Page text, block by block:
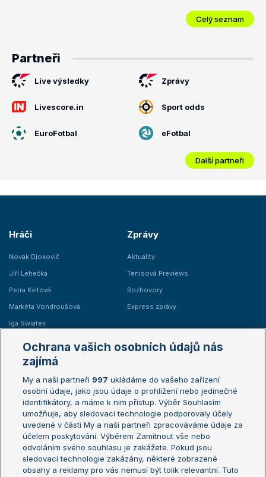
Celý seznam
Partneři
Live výsledky Zprávy
Livescore.in Sport odds
EuroFotbal eFotbal
Další partneři
Hráči
Novak Djokovič
Jiří Lehečka
Petra Kvitová
Markéta Vondroušová
Iga Swiatek
Zprávy
Aktuality
Tenisová Previews
Rozhovory
Express zprávy
Žebříčky
Žebříček ATP (muži)
Žebříček WTA (ženy)
Sázkařský žebříček
Australian Open
French Open
Wimbledon
US Open
Turnaj mistrů
Turnaj mistryň
Ochrana vašich osobních údajů nás
zajímá
My a naši partneři 997 ukládáme do vašeho zařízení
osobní údaje, jako jsou údaje o prohlížení nebo jedinečné
identifikátory, a máme k nim přístup. Výběr Souhlasím
umožňuje, aby sledovací technologie podporovaly účely
uvedené v části My a naši partneři zpracováváme údaje za
účelem poskytování. Výběrem Zamítnout vše nebo
odvoláním svého souhlasu je zakážete. Pokud jsou
sledovací technologie zakázány, některé zobrazené
obsahy a reklamy pro vás nemusí být tolik relevantní. Tuto